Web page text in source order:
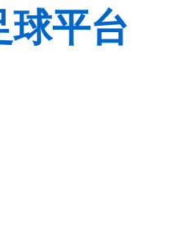
球平台